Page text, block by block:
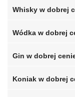
Whisky w dobrej
Wódka w dobrej
Gin w dobrej
Koniak w dobrej